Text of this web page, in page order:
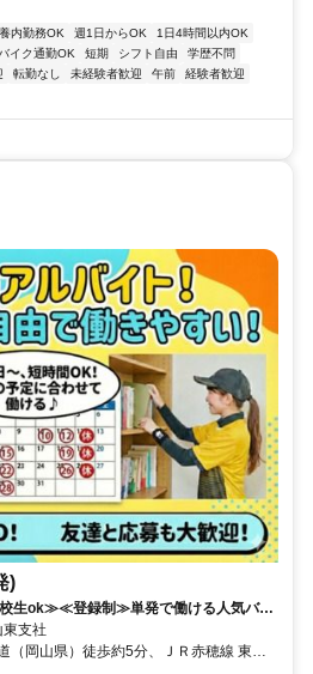
内勤務OK 週1日からOK
1日4時間以内OK
バイク通勤OK 短期 シフト自由
学歴不問
転勤なし 未経験者歓迎 午前
経験者歓迎
)
生ok≫≪登録制≫単発で働ける人気バイ
支社
（岡山県）徒歩約5分、ＪＲ赤穂線 東岡